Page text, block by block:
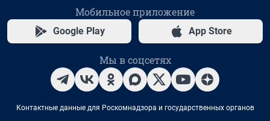
Мобильное приложение
Google Play App Store
Мы в соцсетях
Контактные данные для Роскомнадзора и государственных органов